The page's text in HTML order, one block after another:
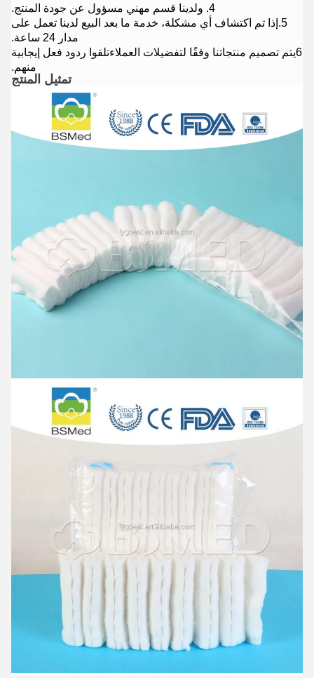
4. و
لدينا قسم مهني مسؤول عن جودة المنتج.
5. إذا تم اكتشاف أي مشكلة، خدمة ما بعد البيع لدينا تعمل على
مدار 24 ساعة.
6يتم تصميم منتجاتنا وفقًا لتفضيلات العملاء
تلقوا ردود فعل إيجابية
منهم.
تمثيل المنتج